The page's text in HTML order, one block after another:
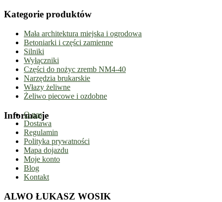
Kategorie produktów
Mała architektura miejska i ogrodowa
Betoniarki i części zamienne
Silniki
Wyłączniki
Części do nożyc zremb NM4-40
Narzędzia brukarskie
Włazy żeliwne
Żeliwo piecowe i ozdobne
Informacje
O nas
Dostawa
Regulamin
Polityka prywatności
Mapa dojazdu
Moje konto
Blog
Kontakt
ALWO ŁUKASZ WOSIK